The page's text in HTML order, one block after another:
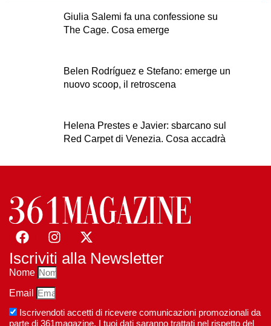
Giulia Salemi fa una confessione su
The Cage. Cosa emerge
Belen Rodríguez e Stefano: emerge un
nuovo scoop, il retroscena
Helena Prestes e Javier: sbarcano sul
Red Carpet di Venezia. Cosa accadrà
Iscriviti alla Newsletter
Nome
Email
Iscrivendoti accetti di ricevere comunicazioni promozionali da
parte di 361magazine. I tuoi dati saranno trattati nel rispetto del